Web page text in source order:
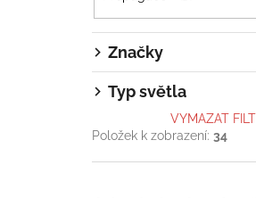
Značky
Typ světla
VYMAZAT
Položek k zobrazení: 34